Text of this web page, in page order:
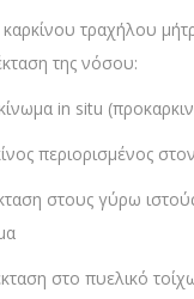
τραχήλου
της νόσου:
in situ
περιορισμένος
στους γύρω
στο πυελικό